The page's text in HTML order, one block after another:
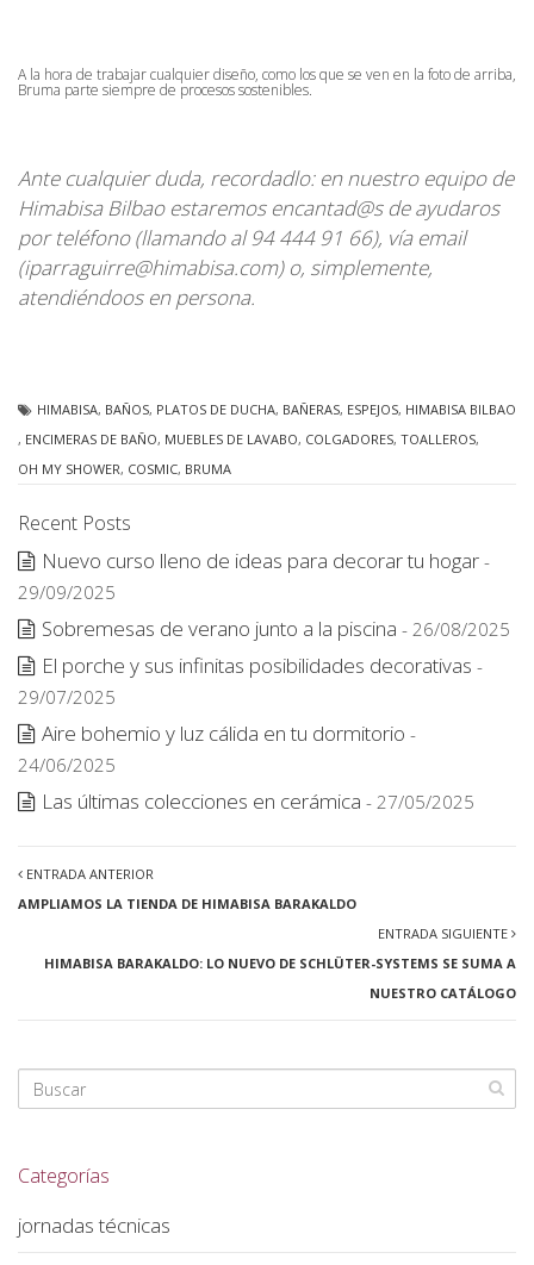
A la hora de trabajar cualquier diseño, como los que se ven en la foto de arriba,
Bruma parte siempre de procesos sostenibles.
Ante cualquier duda, recordadlo: en nuestro equipo de
Himabisa Bilbao estaremos encantad@s de ayudaros
por teléfono (llamando al 94 444 91 66), vía email
(iparraguirre@himabisa.com) o, simplemente,
atendiéndoos en persona.
HIMABISA, BAÑOS, PLATOS DE DUCHA, BAÑERAS, ESPEJOS, HIMABISA BILBAO
, ENCIMERAS DE BAÑO, MUEBLES DE LAVABO, COLGADORES, TOALLEROS,
OH MY SHOWER, COSMIC, BRUMA
Recent Posts
Nuevo curso lleno de ideas para decorar tu hogar -
29/09/2025
Sobremesas de verano junto a la piscina - 26/08/2025
El porche y sus infinitas posibilidades decorativas -
29/07/2025
Aire bohemio y luz cálida en tu dormitorio -
24/06/2025
Las últimas colecciones en cerámica - 27/05/2025
ENTRADA ANTERIOR
AMPLIAMOS LA TIENDA DE HIMABISA BARAKALDO
ENTRADA SIGUIENTE
HIMABISA BARAKALDO: LO NUEVO DE SCHLÜTER-SYSTEMS SE SUMA A
NUESTRO CATÁLOGO
Categorías
jornadas técnicas